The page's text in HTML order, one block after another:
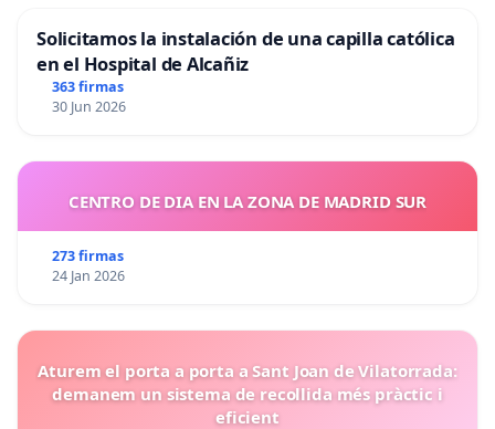
Solicitamos la instalación de una capilla católica
en el Hospital de Alcañiz
363 firmas
30 Jun 2026
CENTRO DE DIA EN LA ZONA DE MADRID SUR
273 firmas
24 Jan 2026
Aturem el porta a porta a Sant Joan de Vilatorrada:
demanem un sistema de recollida més pràctic i
eficient